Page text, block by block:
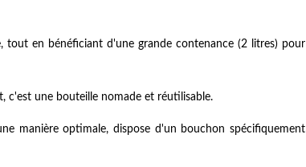
en bénéficiant d'une grande contenance (2 litres) pour
c'est une bouteille nomade et réutilisable.
manière optimale, dispose d'un bouchon spécifiquement